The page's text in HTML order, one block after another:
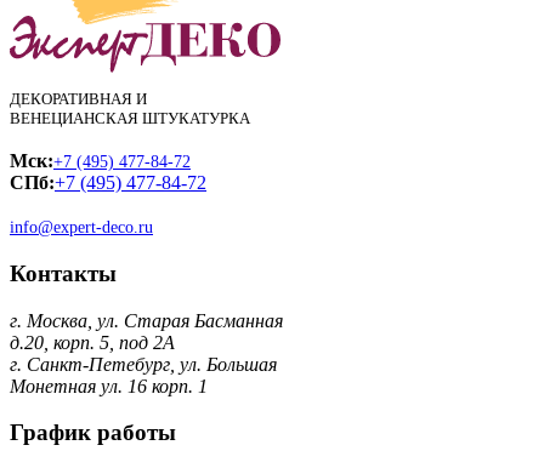
ДЕКОРАТИВНАЯ И
ВЕНЕЦИАНСКАЯ ШТУКАТУРКА
Мск:+7 (495) 477-84-72
СПб:+7 (495) 477-84-72
info@expert-deco.ru
Контакты
г. Москва, ул. Старая Басманная
д.20, корп. 5, под 2А
г. Санкт-Петебург, ул. Большая
Монетная ул. 16 корп. 1
График работы